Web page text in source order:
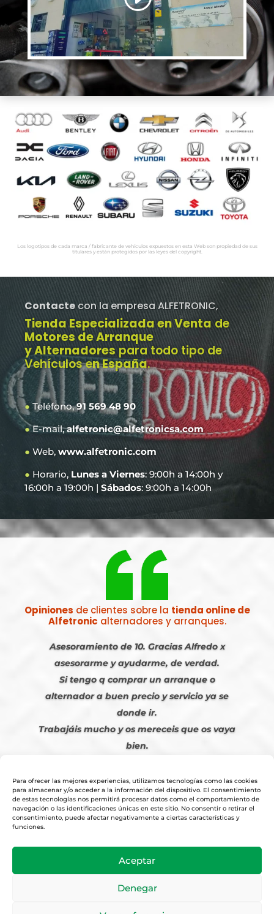
Para ofrecer las mejores experiencias, utilizamos tecnologías como las cookies
para almacenar y/o acceder a la información del dispositivo. El consentimiento
de estas tecnologías nos permitirá procesar datos como el comportamiento de
navegación o las identificaciones únicas en este sitio. No consentir o retirar el
consentimiento, puede afectar negativamente a ciertas características y
funciones.
Aceptar
Denegar
Los logotipos de cada marca / fabricante de vehículos expuestos en esta Web son propiedad de sus
titulares y están protegidos por las leyes del copyright.
Contacte con la empresa ALFETRONIC,
Tienda Especializada en Venta de
Motores de Arranque
y Alternadores para todo tipo de
Vehículos en España.
●Teléfono,91 569 48 90
●E-mail,alfetronic@alfetronicsa.com
● Web, www.alfetronic.com
● Horario, Lunes a Viernes: 9:00h a 14:00h y
16:00h a 19:00h | Sábados: 9:00h a 14:00h
Opiniones de clientes sobre la tienda online de
Alfetronic alternadores y arranques.
Asesoramiento de 10. Gracias Alfredo x
asesorarme y ayudarme, de verdad.
Si tengo q comprar un arranque o
alternador a buen precio y servicio ya se
donde ir.
Trabajáis mucho y os mereceis que os vaya
bien.
Condiciones Venta Online
Diseño y Posicionamiento Web,Agencia web-espana.es